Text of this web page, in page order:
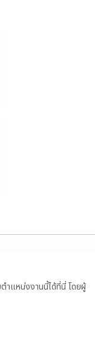
ำแหน่งงานนี้ได้ที่นี่ โดยผู้